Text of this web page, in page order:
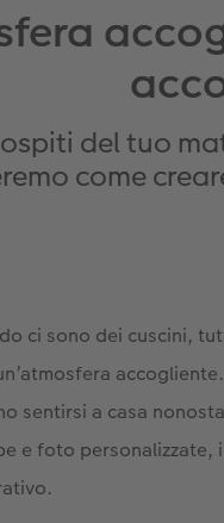
del tuo
come
ci sono dei cuscini,
sentirsi a casa
e foto personalizzate,